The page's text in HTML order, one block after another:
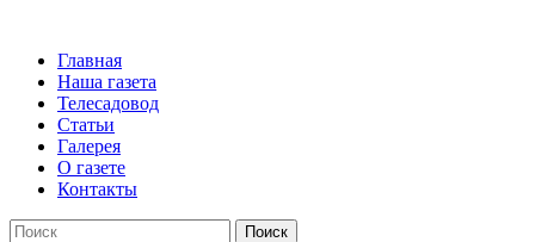
Главная
Наша газета
Телесадовод
Статьи
Галерея
О газете
Контакты
Поиск